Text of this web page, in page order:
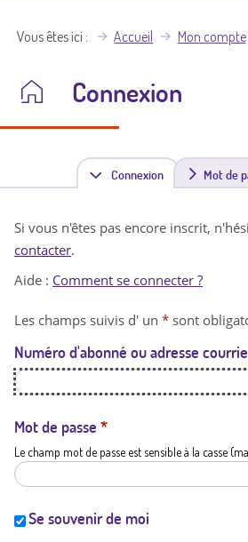
Vous êtes ici Accueil Mon compte
Connexion
Connexion(
n
t
a
t
i
Mot de
Si vous n'êtes pas encore inscrit,
contacter.
Aide : Comment se connecter ?
Les champs suivis d' un * sont
Numéro d'abonné ou adresse
Mot de passe *
Le champ mot de passe est sensible à la casse
Se souvenir de moi